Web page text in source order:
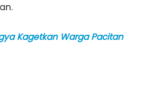
Kagetkan Warga Pacitan